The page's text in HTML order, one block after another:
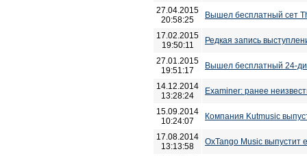
27.04.2015
20:58:25
Вышел бесплатный сет
17.02.2015
19:50:11
Редкая запись
27.01.2015
19:51:17
Вышел бесплатный 24-
14.12.2014
13:28:24
Examiner: ранее
15.09.2014
10:24:07
Компания Kutmusic
17.08.2014
13:13:58
OxTango Music выпустит